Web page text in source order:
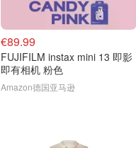
€89.99
FUJIFILM instax mini 13 即影
即有相机 粉色
Amazon德国亚马逊